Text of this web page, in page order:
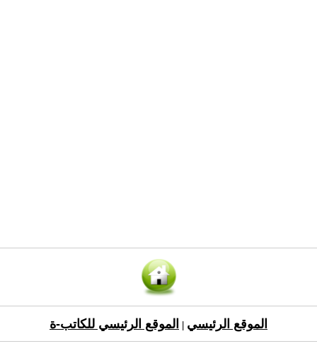
الموقع الرئيسي الموقع الرئيسي للكاتب-ة